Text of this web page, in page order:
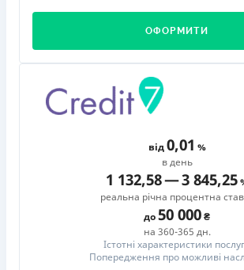
ОФОРМИТИ
від0,01
в день
1 132,58—3 845,25
реальна річна процентна
до50 000
на 360-365 дн.
Істотні характеристики
Попередження про можливі